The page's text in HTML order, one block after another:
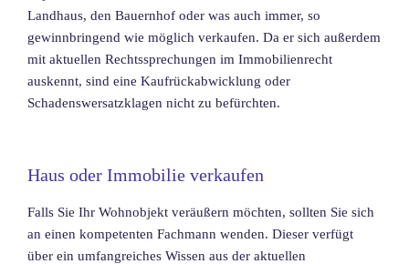
Landhaus, den Bauernhof oder was auch immer, so
gewinnbringend wie möglich verkaufen. Da er sich außerdem
mit aktuellen Rechtssprechungen im Immobilienrecht
auskennt, sind eine Kaufrückabwicklung oder
Schadenswersatzklagen nicht zu befürchten.
Haus oder Immobilie verkaufen
Falls Sie Ihr Wohnobjekt veräußern möchten, sollten Sie sich
an einen kompetenten Fachmann wenden. Dieser verfügt
über ein umfangreiches Wissen aus der aktuellen